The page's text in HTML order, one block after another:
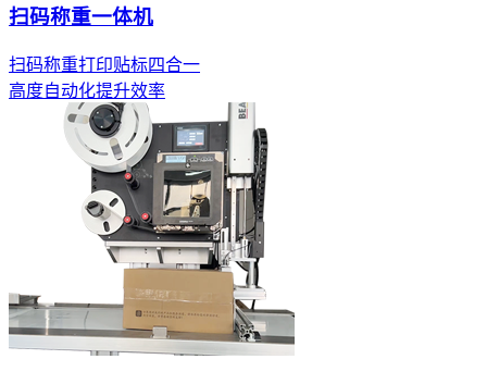
扫码称重一体机
扫码称重打印贴标四合一
高度自动化提升效率